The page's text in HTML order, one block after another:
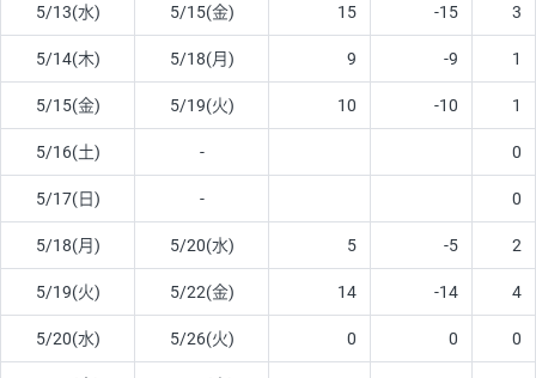
5/13(水) 5/15(金) 15 -15 3
5/14(木) 5/18(月) 9 -9 1
5/15(金) 5/19(火) 10 -10 1
5/16(土) - 0
5/17(日) - 0
5/18(月) 5/20(水) 5 -5 2
5/19(火) 5/22(金) 14 -14 4
5/20(水) 5/26(火) 0 0 0